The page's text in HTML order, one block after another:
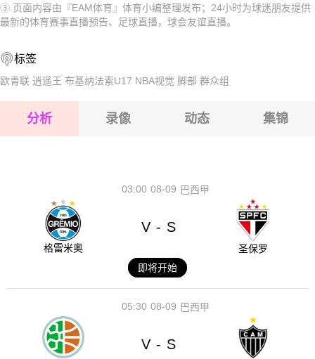
2026-08-17 【球会友谊】 WSG蒂罗尔VS普莱西亚
2026-08-17 【球会友谊】 WSG蒂罗尔VS普莱西亚
2026-08-17 【球会友谊】 WSG蒂罗尔VS普莱西亚
③.页面内容由『EAM体育』体育小编整理发布；24小时为球迷朋友提供
最新的体育赛事直播预告、足球直播，球会友谊直播。
标签
欧青联 逍遥王 布基纳法索U17 NBA视觉 脚部 群众组
分析 录像 动态 集锦
08-09
03:00 巴西甲
格雷米奥
V - S
圣保罗
即将开始
08-09
05:30 巴西甲
V - S